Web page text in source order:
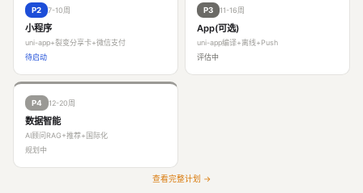
P2 7-10周
小程序
uni-app+裂变分享卡+微信支付
待启动
P3 11-16周
App(可选)
uni-app编译+离线+Push
评估中
P4 12-20周
数据智能
AI顾问RAG+推荐+国际化
规划中
查看完整计划 →